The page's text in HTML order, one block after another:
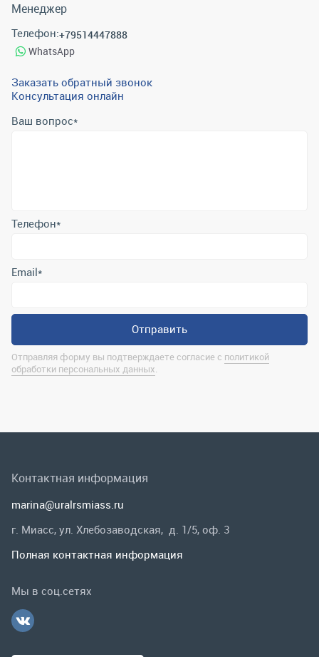
Менеджер
Телефон:+79514447888
WhatsApp
Заказать обратный звонок
Консультация онлайн
Ваш вопрос*
Отправляя форму вы подтверждаете согласие с
Спецпредложения
Контактная информация
marina@uralrsmiass.ru
Заказать звонок